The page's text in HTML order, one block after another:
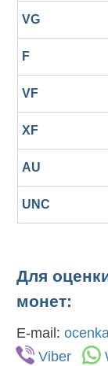
Для Речи
VG
F
VF
XF
AU
UNC
Для
монет:
E-mail:
Viber